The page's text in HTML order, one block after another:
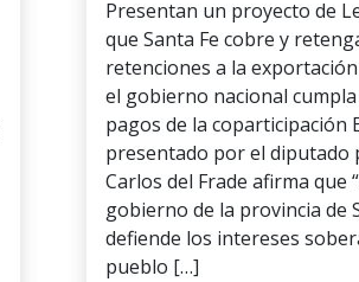
Presentan un proyecto de
que Santa Fe cobre y
retenciones a la
el gobierno nacional
pagos de la coparticipación
presentado por el diputado
Carlos del Frade afirma que
gobierno de la provincia de
defiende los intereses
pueblo […]